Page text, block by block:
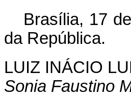
Brasília, 17
da República.
LUIZ INÁCIO
Sonia Faustino